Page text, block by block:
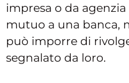
impresa o da
mutuo a una banca,
può imporre di
segnalato da loro.